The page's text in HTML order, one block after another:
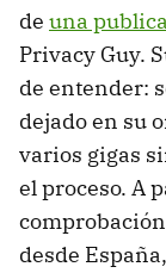
de una
Privacy Guy.
de entender:
dejado en su
varios gigas
el proceso. A
desde